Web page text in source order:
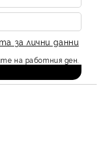
за лични данни
на работния ден.